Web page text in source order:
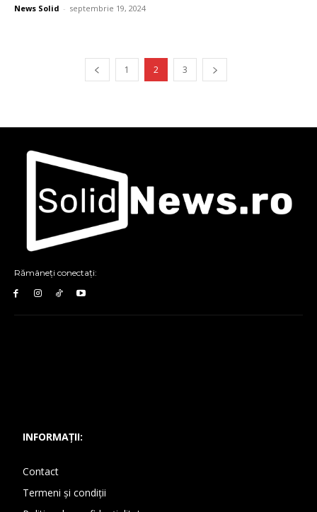
News Solid - septembrie 19, 2024
1 2 3
Rămâneți conectați:
INFORMAȚII:
Contact
Termeni și condiții